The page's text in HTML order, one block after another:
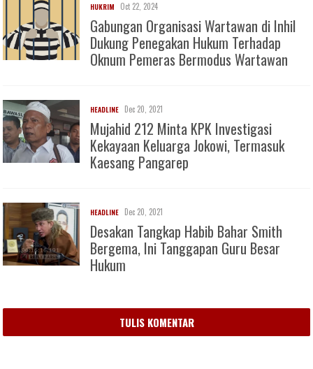
HUKRIM Oct 22, 2024
Gabungan Organisasi Wartawan di Inhil
Dukung Penegakan Hukum Terhadap
Oknum Pemeras Bermodus Wartawan
HEADLINE Dec 20, 2021
Mujahid 212 Minta KPK Investigasi
Kekayaan Keluarga Jokowi, Termasuk
Kaesang Pangarep
HEADLINE Dec 20, 2021
Desakan Tangkap Habib Bahar Smith
Bergema, Ini Tanggapan Guru Besar
Hukum
TULIS KOMENTAR